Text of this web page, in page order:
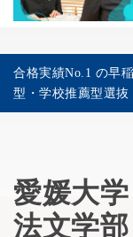
合格実績No.1 の早
型・学校推薦型選
愛媛大学
法文学部